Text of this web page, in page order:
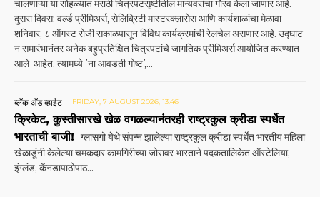
चालणाऱ्या या सोहळ्यात मराठी चित्रपटसृष्टीतील मान्यवरांचा गौरव केला जाणार आहे.
दुसरा दिवस: वर्ल्ड प्रीमिअर्स, सेलिब्रिटी मास्टरक्लासेस आणि कार्यशाळांचा मेळावा
शनिवार, ८ ऑगस्ट रोजी सकाळपासून विविध कार्यक्रमांची रेलचेल असणार आहे. उद्घाट
न समारंभानंतर अनेक बहुप्रतिक्षित चित्रपटांचे जागतिक प्रीमिअर्स आयोजित करण्यात
आले आहेत. त्यामध्ये 'ना आवडती गोष्ट',...
ब्लॅक अँड व्हाईट FRIDAY, 7 AUGUST 2026, 13:46
क्रिकेट, कुस्तीसारखे खेळ वगळल्यानंतरही राष्ट्रकुल क्रीडा स्पर्धेत
भारताची बाजी! ग्लासगो येथे संपन्न झालेल्या राष्ट्रकुल क्रीडा स्पर्धेत भारतीय महिला
खेळाडूंनी केलेल्या चमकदार कामगिरी‌च्या जोरावर भारताने पदकतालिकेत ऑस्टेलिया,
इंग्लंड, कॅनडापाठोपाठ...